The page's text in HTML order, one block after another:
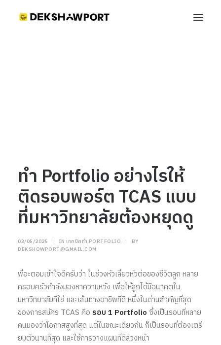
ทำ Portfolio อย่างไรให้
ติดรอบพอร์ต TCAS แบบ
ที่มหาวิทยาลัยต้องหยุดดู
03/05/2025 | IN เทคนิคทำ PORTFOLIO |
BY
DEKSHOWPORT@GMAIL.COM
พี่อะตอมเข้าใจดีครับว่า ในช่วงหัวเลี้ยวหัวต่อของชีวิตลูก หลาย
ครอบครัวกำลังมองหาความหวัง เพื่อให้ลูกได้มีอนาคตใน
มหาวิทยาลัยที่ใช่ และเส้นทางอาชีพที่ดี หนึ่งในด่านสำคัญที่สุด
ของการสมัคร TCAS คือ รอบ 1 Portfolio ซึ่งเป็นรอบที่หลาย
คนมองว่าโอกาสสูงที่สุด แต่ในขณะเดียวกัน ก็เป็นรอบที่ต้องเตรี
ยมตัวนานที่สุด และใช้การวางแผนที่ดีล่วงหน้า